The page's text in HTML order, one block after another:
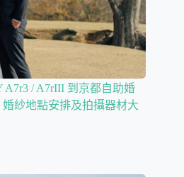
A7r3 / A7rIII 到京都自助婚
紗地點安排及拍攝器材大